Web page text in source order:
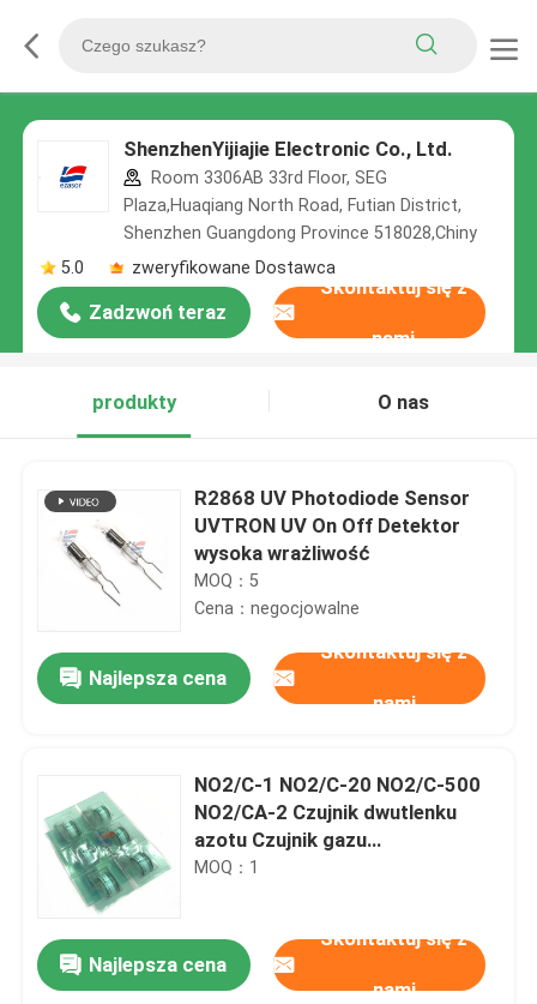
ShenzhenYijiajie Electronic Co., Ltd.
Room 3306AB 33rd Floor, SEG
Plaza,Huaqiang North Road, Futian District,
Shenzhen Guangdong Province 518028,Chiny
5.0
zweryfikowane Dostawca
Zadzwoń teraz
Skontaktuj się z
nami
produkty O nas
R2868 UV Photodiode Sensor
UVTRON UV On Off Detektor
wysoka wrażliwość
MOQ：5
Cena：negocjowalne
Najlepsza cena
Skontaktuj się z
nami
NO2/C-1 NO2/C-20 NO2/C-500
NO2/CA-2 Czujnik dwutlenku
azotu Czujnik gazu
elektrochemiczny Wysoce
monitorowania jakości powietrza
Bezpieczeństwo i kontrola
MOQ：1
Najlepsza cena
Skontaktuj się z
nami